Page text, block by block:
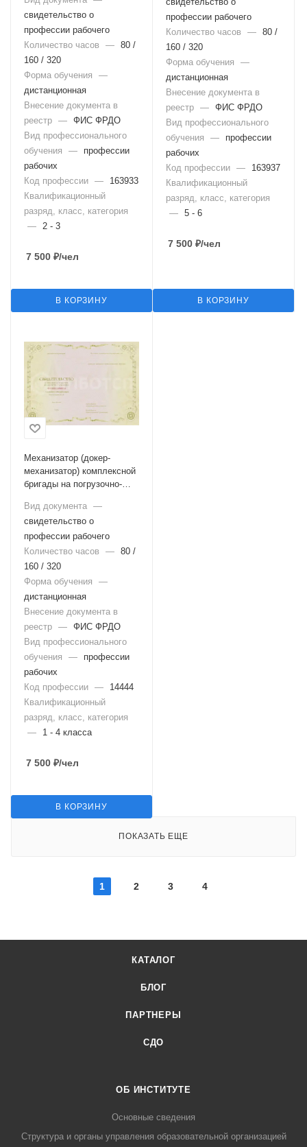
свидетельство о
профессии рабочего
Количество часов
— 80 /
160 / 320
Форма обучения
—
дистанционная
Внесение документа в
реестр — ФИС ФРДО
Вид профессионального
обучения
—
профессии
рабочих
Код профессии —
163933
Квалификационный
разряд, класс, категория
— 2 - 3
7 500 ₽/чел
В КОРЗИНУ
профессии рабочего
Количество часов
— 80 /
160 / 320
Форма обучения
—
дистанционная
Внесение документа в
реестр — ФИС ФРДО
Вид профессионального
обучения
—
профессии
рабочих
Код профессии —
163937
Квалификационный
разряд, класс, категория
— 5 - 6
7 500 ₽/чел
В КОРЗИНУ
Механизатор (докер-
механизатор) комплексной
бригады на погрузочно-
Вид документа —
свидетельство о
профессии рабочего
Количество часов
— 80 /
160 / 320
Форма обучения
—
дистанционная
Внесение документа в
реестр — ФИС ФРДО
Вид профессионального
обучения
—
профессии
рабочих
Код профессии —
14444
Квалификационный
разряд, класс, категория
—
1 - 4 класса
7 500 ₽/чел
В КОРЗИНУ
ПОКАЗАТЬ ЕЩЕ
1 2 3 4
КАТАЛОГ
БЛОГ
ПАРТНЕРЫ
СДО
ОБ ИНСТИТУТЕ
Основные сведения
Структура и органы управления образовательной организацией